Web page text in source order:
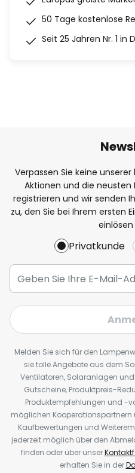
50 Tage kostenlose
Seit 25 Jahren Nr. 1 in
Verpassen Sie keine
Aktionen und die
registrieren und wir senden
zu, den Sie bei Ihrem ersten
Privatkunde
Melden Sie sich für den
sie tolle Angebote aus dem
Ventilatoren, Solaranlagen
Gutscheine, Produktpreis-
Produktempfehlungen und -
möglichen
Kaufbewertungen und
jederzeit möglich über den
finden oder über unser
erhalten Sie in der